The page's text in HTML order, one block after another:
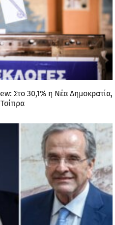
Στο 30,1% η Νέα Δημοκρατία,